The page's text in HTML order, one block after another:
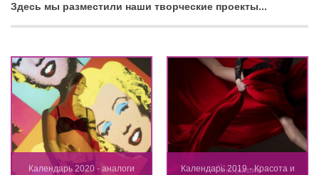
Здесь мы разместили наши творческие проекты...
Календарь 2020 - аналоги
Календарь 2019 - Красота и